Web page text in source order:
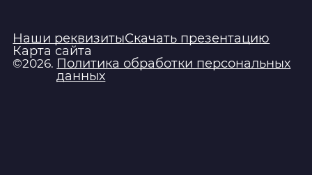
Наши реквизитыСкачать презентацию
Карта сайта
©2026. Политика обработки персональных
данных